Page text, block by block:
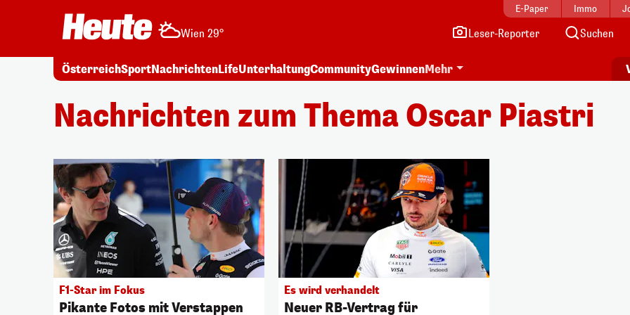
E-Paper Immo
Wien 29° Leser-Reporter Suchen
ÖsterreichSportNachrichtenLifeUnterhaltungCommunityGewinnenMehr
Nachrichten zum Thema Oscar Piastri
F1-Star im Fokus
Pikante Fotos mit Verstappen
Es wird verhandelt
Neuer RB-Vertrag für